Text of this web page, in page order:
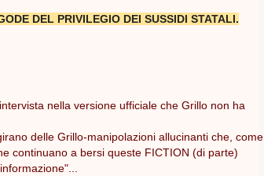
DEL PRIVILEGIO DEI SUSSIDI STATALI.
nella versione ufficiale che Grillo non ha
delle Grillo-manipolazioni allucinanti che, come
continuano a bersi queste FICTION (di parte)